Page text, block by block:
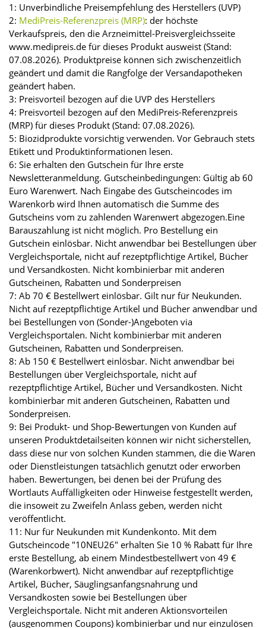
1: Unverbindliche Preisempfehlung des Herstellers (UVP)
2: MediPreis-Referenzpreis (MRP): der höchste
Verkaufspreis, den die Arzneimittel-Preisvergleichsseite
www.medipreis.de für dieses Produkt ausweist (Stand:
07.08.2026). Produktpreise können sich zwischenzeitlich
geändert und damit die Rangfolge der Versandapotheken
geändert haben.
3: Preisvorteil bezogen auf die UVP des Herstellers
4: Preisvorteil bezogen auf den MediPreis-Referenzpreis
(MRP) für dieses Produkt (Stand: 07.08.2026).
5: Biozidprodukte vorsichtig verwenden. Vor Gebrauch stets
Etikett und Produktinformationen lesen.
6: Sie erhalten den Gutschein für Ihre erste
Newsletteranmeldung. Gutscheinbedingungen: Gültig ab 60
Euro Warenwert. Nach Eingabe des Gutscheincodes im
Warenkorb wird Ihnen automatisch die Summe des
Gutscheins vom zu zahlenden Warenwert abgezogen.Eine
Barauszahlung ist nicht möglich. Pro Bestellung ein
Gutschein einlösbar. Nicht anwendbar bei Bestellungen über
Vergleichsportale, nicht auf rezeptpflichtige Artikel, Bücher
und Versandkosten. Nicht kombinierbar mit anderen
Gutscheinen, Rabatten und Sonderpreisen
7: Ab 70 € Bestellwert einlösbar. Gilt nur für Neukunden.
Nicht auf rezeptpflichtige Artikel und Bücher anwendbar und
bei Bestellungen von (Sonder-)Angeboten via
Vergleichsportalen. Nicht kombinierbar mit anderen
Gutscheinen, Rabatten und Sonderpreisen.
8: Ab 150 € Bestellwert einlösbar. Nicht anwendbar bei
Bestellungen über Vergleichsportale, nicht auf
rezeptpflichtige Artikel, Bücher und Versandkosten. Nicht
kombinierbar mit anderen Gutscheinen, Rabatten und
Sonderpreisen.
9: Bei Produkt- und Shop-Bewertungen von Kunden auf
unseren Produktdetailseiten können wir nicht sicherstellen,
dass diese nur von solchen Kunden stammen, die die Waren
oder Dienstleistungen tatsächlich genutzt oder erworben
haben. Bewertungen, bei denen bei der Prüfung des
Wortlauts Auffälligkeiten oder Hinweise festgestellt werden,
die insoweit zu Zweifeln Anlass geben, werden nicht
veröffentlicht.
11: Nur für Neukunden mit Kundenkonto. Mit dem
Gutscheincode "10NEU26" erhalten Sie 10 % Rabatt für Ihre
erste Bestellung, ab einem Mindestbestellwert von 49 €
(Warenkorbwert). Nicht anwendbar auf rezeptpflichtige
Artikel, Bücher, Säuglingsanfangsnahrung und
Versandkosten sowie bei Bestellungen über
Vergleichsportale. Nicht mit anderen Aktionsvorteilen
(ausgenommen Coupons) kombinierbar und nur einzulösen